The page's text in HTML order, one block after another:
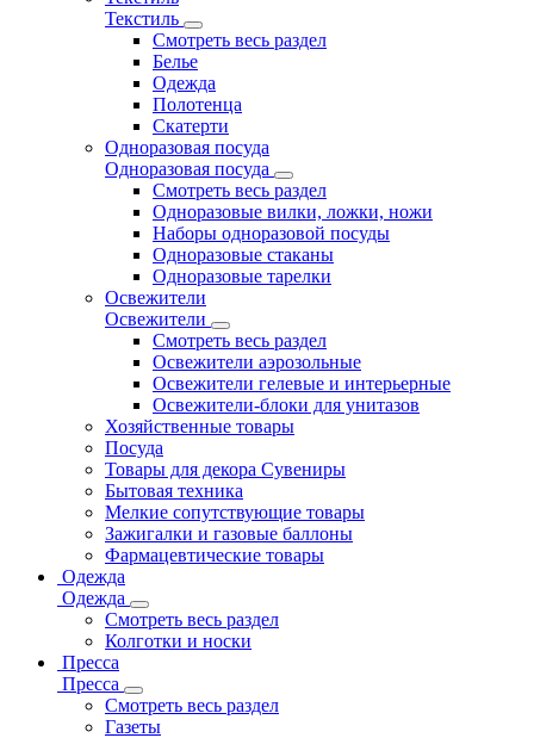
Текстиль
Смотреть весь раздел
Белье
Одежда
Полотенца
Скатерти
Одноразовая посуда
Одноразовая посуда
Смотреть весь раздел
Одноразовые вилки, ложки, ножи
Наборы одноразовой посуды
Одноразовые стаканы
Одноразовые тарелки
Освежители
Освежители
Смотреть весь раздел
Освежители аэрозольные
Освежители гелевые и интерьерные
Освежители-блоки для унитазов
Хозяйственные товары
Посуда
Товары для декора Сувениры
Бытовая техника
Мелкие сопутствующие товары
Зажигалки и газовые баллоны
Фармацевтические товары
Одежда
Одежда
Смотреть весь раздел
Колготки и носки
Пресса
Пресса
Смотреть весь раздел
Газеты